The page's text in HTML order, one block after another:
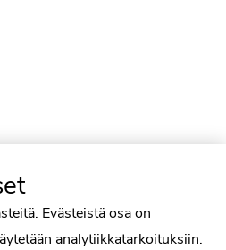
Evästeistä osa on
analytiikkatarkoituksiin.